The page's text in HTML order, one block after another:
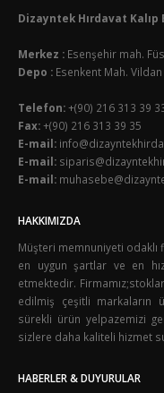
Dizayntek Hırdavat Kalıp
Merkez : Esenşehir mah.
Depo : Esenkent Mah.
Telefon:+(90) 216 313 39
Fax:+(90) 216 313 39 35
E-mail:
E-mail:
E-mail:
HAKKIMIZDA
Müşteri memnuniyeti
en uygun şartlar ve en
etmektedir.
edilmiş çeşitli markaların
sürekli ürün yelpazemizi
sizlere daha kaliteli hizmet
HABERLER & DUYURULAR